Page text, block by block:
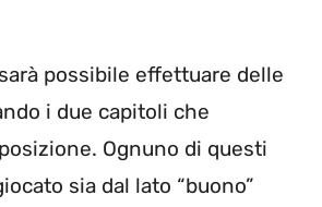
possibile effettuare delle
i due capitoli che
Ognuno di questi
sia dal lato “buono”